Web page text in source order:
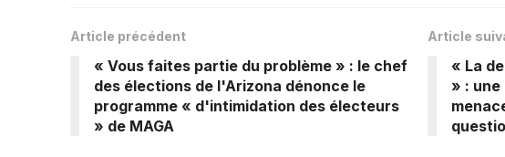
Article précédent
« Vous faites partie du problème » : le chef
des élections de l'Arizona dénonce le
programme « d'intimidation des électeurs
» de MAGA
Article
« La
» : une